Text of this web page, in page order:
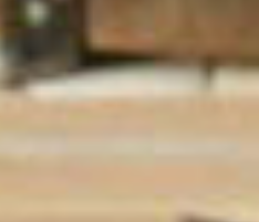
Le sitehttps://
disponibilités